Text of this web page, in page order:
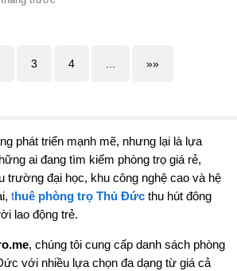
3 4 »»
phát triển mạnh mẽ, nhưng lại là lựa
ai đang tìm kiếm phòng trọ giá rẻ,
trường đại học, khu công nghệ cao và hệ
thuê phòng trọ Thủ Đức thu hút đông
lao động trẻ.
, chúng tôi cung cấp danh sách phòng
với nhiều lựa chọn đa dạng từ giá cả